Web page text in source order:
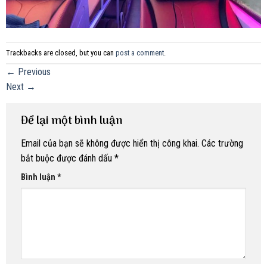
Trackbacks are closed, but you can post a comment
← Previous
Next →
Để lại một bình luận
Email của bạn sẽ không được hiển thị công khai. Các trường
bắt buộc được đánh dấu *
Bình luận *